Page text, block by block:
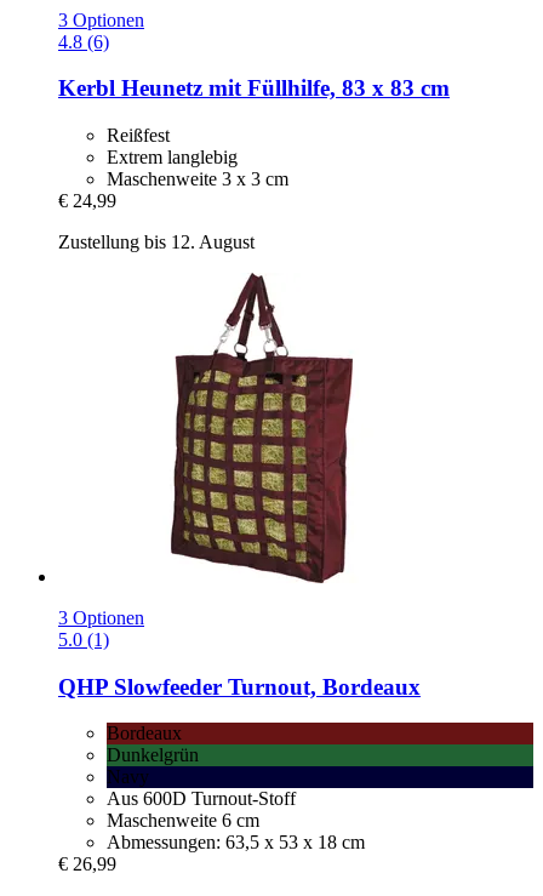
3 Optionen
4.8 (6)
Kerbl Heunetz mit Füllhilfe, 83 x 83 cm
Reißfest
Extrem langlebig
Maschenweite 3 x 3 cm
€ 24,99
Zustellung bis 12. August
3 Optionen
5.0 (1)
QHP Slowfeeder Turnout, Bordeaux
Bordeaux
Dunkelgrün
Navy
Aus 600D Turnout-Stoff
Maschenweite 6 cm
Abmessungen: 63,5 x 53 x 18 cm
€ 26,99